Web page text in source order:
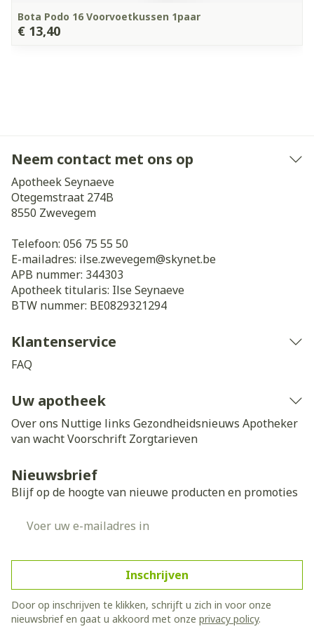
Bota Podo 16 Voorvoetkussen 1paar
€ 13,40
Neem contact met ons op
Apotheek Seynaeve
Otegemstraat 274B
8550 Zwevegem
Telefoon: 056 75 55 50
E-mailadres: ilse.zwevegem@skynet.be
APB nummer: 344303
Apotheek titularis: Ilse Seynaeve
BTW nummer: BE0829321294
Klantenservice
FAQ
Uw apotheek
Over ons Nuttige links Gezondheidsnieuws Apotheker
van wachtVoorschrift Zorgtarieven
Nieuwsbrief
Blijf op de hoogte van nieuwe producten en promoties
Inschrijven
Door op inschrijven te klikken, schrijft u zich in voor onze
nieuwsbrief en gaat u akkoord met onze privacy policy.